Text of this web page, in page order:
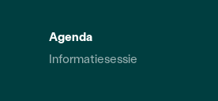
Agenda
Informatiesessie